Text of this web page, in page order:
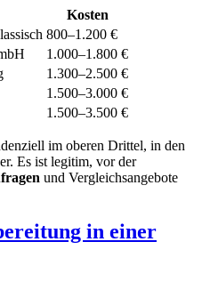
Kosten
800–1.200 €
1.000–1.800 €
1.300–2.500 €
1.500–3.000 €
1.500–3.500 €
im oberen Drittel, in den
Es ist legitim, vor der
und Vergleichsangebote
in einer